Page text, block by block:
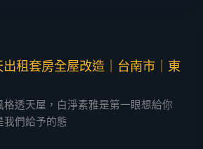
租套房全屋改造｜台南市｜東
透天屋，白淨素雅是第一眼想給你
我們給予的態